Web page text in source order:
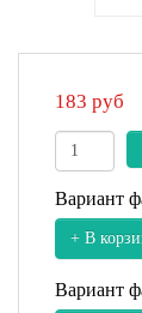
183 руб
Вариант
+ В
Вариант